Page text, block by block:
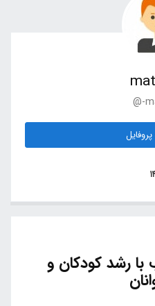
@-
با رشد کودکان و